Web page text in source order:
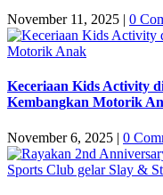
November 11, 2025 | 0
Keceriaan Kids Activity
Kembangkan Motorik
November 6, 2025 | 0